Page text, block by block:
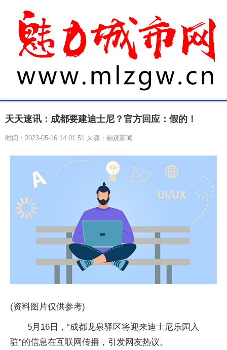
天天速讯：成都要建迪士尼？官方回应：假的！
时间：2023-05-16 14:01:51 来源：锦观新闻
(资料图片仅供参考)
5月16日，“成都龙泉驿区将迎来迪士尼乐园入
驻”的信息在互联网传播，引发网友热议。